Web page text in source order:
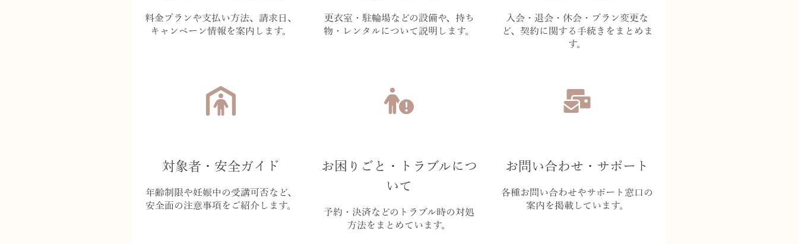
料金プランや支払い方法、請求日、
キャンペーン情報を案内します。
更衣室・駐輪場などの設備や、持ち
物・レンタルについて説明します。
入会・退会・休会・プラン変更な
ど、契約に関する手続きをまとめま
す。
対象者・安全ガイド
年齢制限や妊娠中の受講可否など、
安全面の注意事項をご紹介します。
お困りごと・トラブルにつ
いて
予約・決済などのトラブル時の対処
方法をまとめています。
お問い合わせ・サポート
各種お問い合わせやサポート窓口の
案内を掲載しています。